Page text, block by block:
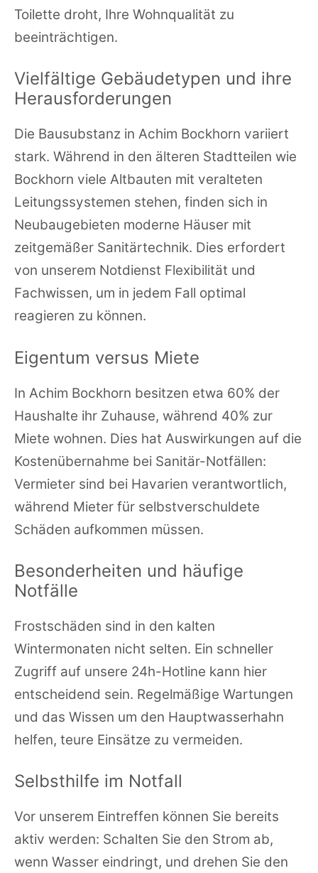
Toilette droht, Ihre Wohnqualität zu
beeinträchtigen.
Vielfältige Gebäudetypen und ihre
Herausforderungen
Die Bausubstanz in Achim Bockhorn variiert
stark. Während in den älteren Stadtteilen wie
Bockhorn viele Altbauten mit veralteten
Leitungssystemen stehen, finden sich in
Neubaugebieten moderne Häuser mit
zeitgemäßer Sanitärtechnik. Dies erfordert
von unserem Notdienst Flexibilität und
Fachwissen, um in jedem Fall optimal
reagieren zu können.
Eigentum versus Miete
In Achim Bockhorn besitzen etwa 60% der
Haushalte ihr Zuhause, während 40% zur
Miete wohnen. Dies hat Auswirkungen auf die
Kostenübernahme bei Sanitär-Notfällen:
Vermieter sind bei Havarien verantwortlich,
während Mieter für selbstverschuldete
Schäden aufkommen müssen.
Besonderheiten und häufige
Notfälle
Frostschäden sind in den kalten
Wintermonaten nicht selten. Ein schneller
Zugriff auf unsere 24h-Hotline kann hier
entscheidend sein. Regelmäßige Wartungen
und das Wissen um den Hauptwasserhahn
helfen, teure Einsätze zu vermeiden.
Selbsthilfe im Notfall
Vor unserem Eintreffen können Sie bereits
aktiv werden: Schalten Sie den Strom ab,
wenn Wasser eindringt, und drehen Sie den